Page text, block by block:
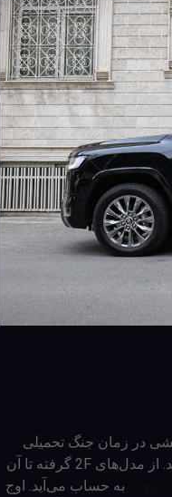
در زمان جنگ تحمیلی
گرفته تا فوق لوکس‌های گران‌قیمتی که هنوز هم در خیابان‌ها حضور دارند. از مدل‌های 2F گرفته تا آن
به حساب می‌آید. اوج